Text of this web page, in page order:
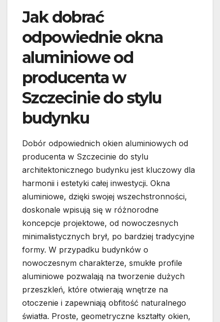
Jak dobrać
odpowiednie okna
aluminiowe od
producenta w
Szczecinie do stylu
budynku
Dobór odpowiednich okien aluminiowych od
producenta w Szczecinie do stylu
architektonicznego budynku jest kluczowy dla
harmonii i estetyki całej inwestycji. Okna
aluminiowe, dzięki swojej wszechstronności,
doskonale wpisują się w różnorodne
koncepcje projektowe, od nowoczesnych
minimalistycznych brył, po bardziej tradycyjne
formy. W przypadku budynków o
nowoczesnym charakterze, smukłe profile
aluminiowe pozwalają na tworzenie dużych
przeszkleń, które otwierają wnętrze na
otoczenie i zapewniają obfitość naturalnego
światła. Proste, geometryczne kształty okien,